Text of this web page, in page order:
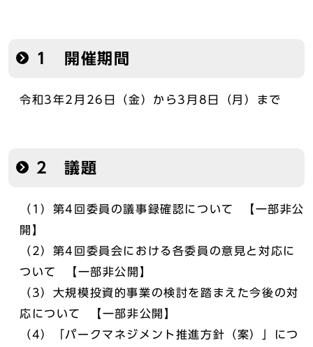
1 開催期間
令和3年2月26日（金）から3月8日（月）まで
2 議題
（1）第4回委員の議事録確認について 【一部非公
開】
（2）第4回委員会における各委員の意見と対応に
ついて 【一部非公開】
（3）大規模投資的事業の検討を踏まえた今後の対
応について 【一部非公開】
（4）「パークマネジメント推進方針（案）」につ